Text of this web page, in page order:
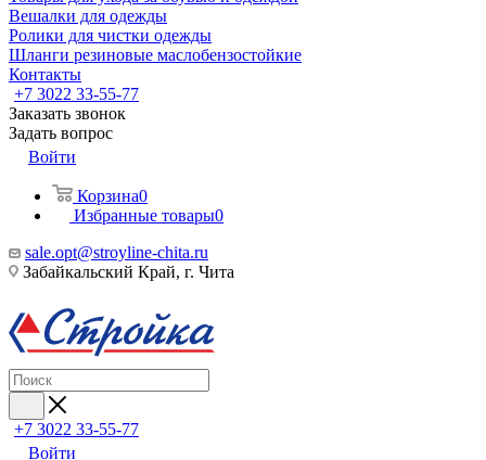
Вешалки для одежды
Ролики для чистки одежды
Шланги резиновые маслобензостойкие
Контакты
+7 3022 33-55-77
Заказать звонок
Задать вопрос
Войти
Корзина0
Избранные товары0
sale.opt@stroyline-chita.ru
Забайкальский Край, г. Чита
+7 3022 33-55-77
Войти